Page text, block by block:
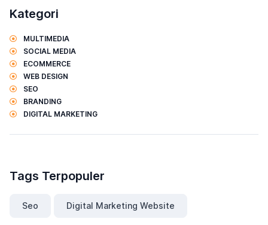
Kategori
MULTIMEDIA
SOCIAL MEDIA
ECOMMERCE
WEB DESIGN
SEO
BRANDING
DIGITAL MARKETING
Tags Terpopuler
Seo Digital Marketing Website